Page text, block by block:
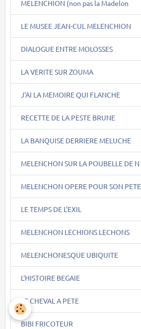
MELENCHION (non pas la Madelon
LE MUSEE JEAN-CUL MELENCHION
DIALOGUE ENTRE MOLOSSES
LA VERITE SUR ZOUMA
J'AI LA MEMOIRE QUI FLANCHE
RECETTE DE LA PESTE BRUNE
LA BANQUISE DERRIERE MELUCHE
MELENCHON SUR LA POUBELLE DE N
MELENCHON OPERE POUR SON PETE
LE TEMPS DE L'EXIL
MELENCHON LECHIONS LECHONS
MELENCHONESQUE UBIQUITE
L'HISTOIRE BEGAIE
LE CHEVAL A PETE
BIBI FRICOTEUR